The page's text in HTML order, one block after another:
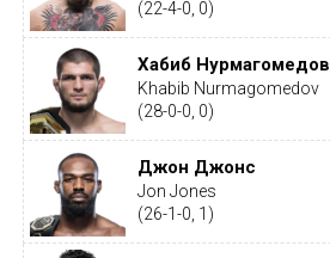
(22-4-0, 0)
Хабиб Нурмагомедов
Khabib Nurmagomedov
(28-0-0, 0)
Джон Джонс
Jon Jones
(26-1-0, 1)